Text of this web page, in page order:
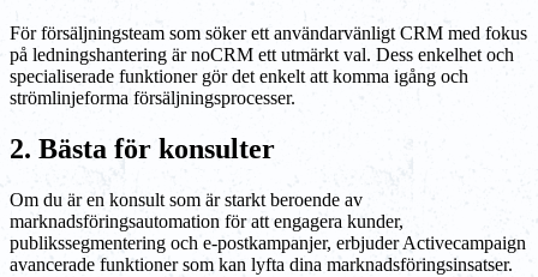
För försäljningsteam som söker ett användarvänligt CRM med fokus
på ledningshantering är noCRM ett utmärkt val. Dess enkelhet och
specialiserade funktioner gör det enkelt att komma igång och
strömlinjeforma försäljningsprocesser.
2. Bästa för konsulter
Om du är en konsult som är starkt beroende av
marknadsföringsautomation för att engagera kunder,
publikssegmentering och e-postkampanjer, erbjuder Activecampaign
avancerade funktioner som kan lyfta dina marknadsföringsinsatser.